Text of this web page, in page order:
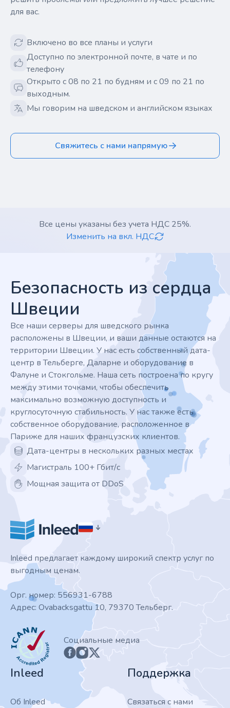
для вас.
Включено во все планы и услуги
Доступно по электронной почте, в чате и по
телефону
Открыто с 08 по 21 по будням и с 09 по 21 по
выходным.
Мы говорим на шведском и английском языках
Свяжитесь с нами напрямую
Все цены указаны без учета НДС 25%.
Изменить на вкл. НДС
Безопасность из сердца
Швеции
Все наши серверы для шведского рынка
расположены в Швеции, и ваши данные остаются на
территории Швеции. У нас есть собственный дата-
центр в Тельберге, Даларне и оборудование в
Фалуне и Стокгольме. Наша сеть построена по кругу
между этими точками, чтобы обеспечить
максимально возможную доступность и
круглосуточную стабильность. У нас также есть
собственное оборудование, расположенное в
Париже для наших французских клиентов.
Дата-центры в нескольких разных местах
Магистраль 100+ Гбит/с
Мощная защита от DDoS
Inleed предлагает каждому широкий спектр услуг по
выгодным ценам.
Орг. номер: 556931-6788
Адрес: Ovabacksgattu 10, 79370 Тельберг.
ICANN
Социальные медиа
Inleed
Об Inleed
Поддержка
Связаться с нами